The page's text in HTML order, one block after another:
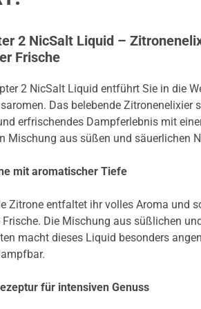
2 NicSalt Liquid –
Frische
2 NicSalt Liquid entführt Sie in die
Das belebende Zitronenelixier
erfrischendes Dampferlebnis mit
Mischung aus süßen und säuerlichen
mit aromatischer Tiefe
Zitrone entfaltet ihr volles Aroma und
Frische. Die Mischung aus süßlichen
macht dieses Liquid besonders
für intensiven Genuss